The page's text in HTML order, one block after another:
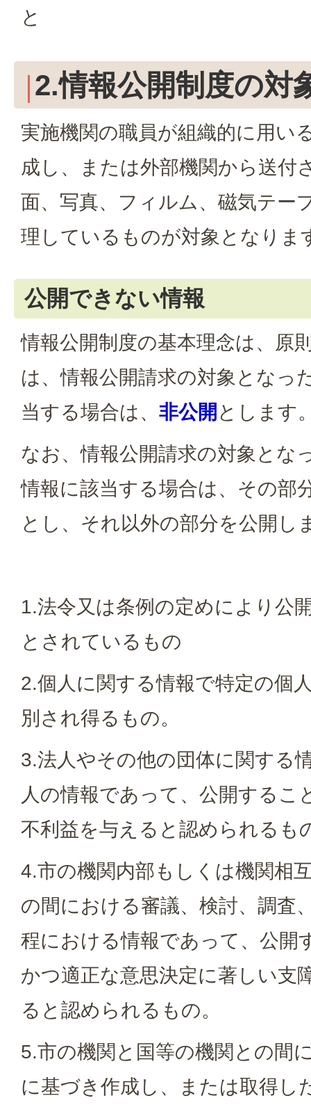
と
2.情報公開制度の対
実施機関の職員が組織的に用い
成し、または外部機関から送付
面、写真、フィルム、磁気テー
理しているものが対象となりま
公開できない情報
情報公開制度の基本理念は、原
は、情報公開請求の対象となっ
当する場合は、 非公開 とします
なお、情報公開請求の対象とな
情報に該当する場合は、その部
とし、それ以外の部分を公開し
1.法令又は条例の定めにより公
とされているもの
2.個人に関する情報で特定の個
別され得るもの。
3.法人やその他の団体に関する
人の情報であって、公開するこ
不利益を与えると認められるも
4.市の機関内部もしくは機関相
の間における審議、検討、調査
程における情報であって、公開
かつ適正な意思決定に著しい支
ると認められるもの。
5.市の機関と国等の機関との間
に基づき作成し、または取得し